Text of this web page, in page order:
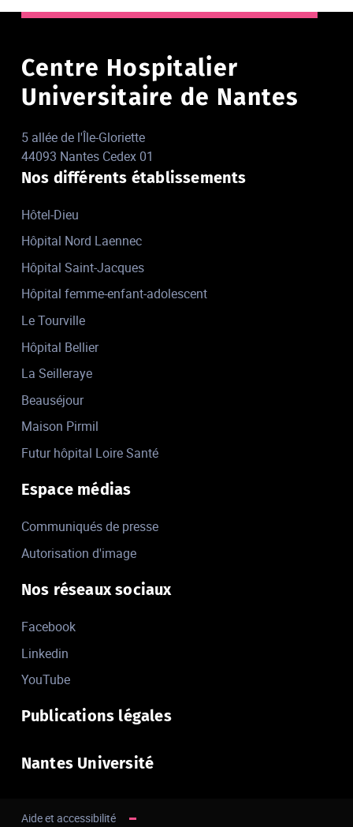
Centre Hospitalier
Universitaire de Nantes
5 allée de l'Île-Gloriette
44093 Nantes Cedex 01
Nos différents établissements
Hôtel-Dieu
Hôpital Nord Laennec
Hôpital Saint-Jacques
Hôpital femme-enfant-adolescent
Le Tourville
Hôpital Bellier
La Seilleraye
Beauséjour
Maison Pirmil
Futur hôpital Loire Santé
Espace médias
Communiqués de presse
Autorisation d'image
Nos réseaux sociaux
Facebook
Linkedin
YouTube
Publications légales
Nantes Université
Aide et accessibilité